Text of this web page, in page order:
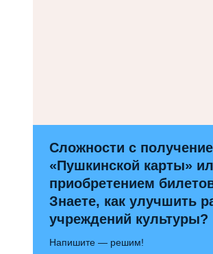
Сложности с
«Пушкинской карты»
приобретением
Знаете, как улучшить
учреждений культуры?
Напишите — решим!